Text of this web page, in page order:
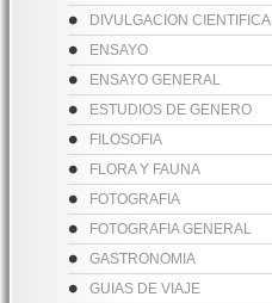
DIVULGACION CIENTIFICA
ENSAYO
ENSAYO GENERAL
ESTUDIOS DE GENERO
FILOSOFIA
FLORA Y FAUNA
FOTOGRAFIA
FOTOGRAFIA GENERAL
GASTRONOMIA
GUIAS DE VIAJE